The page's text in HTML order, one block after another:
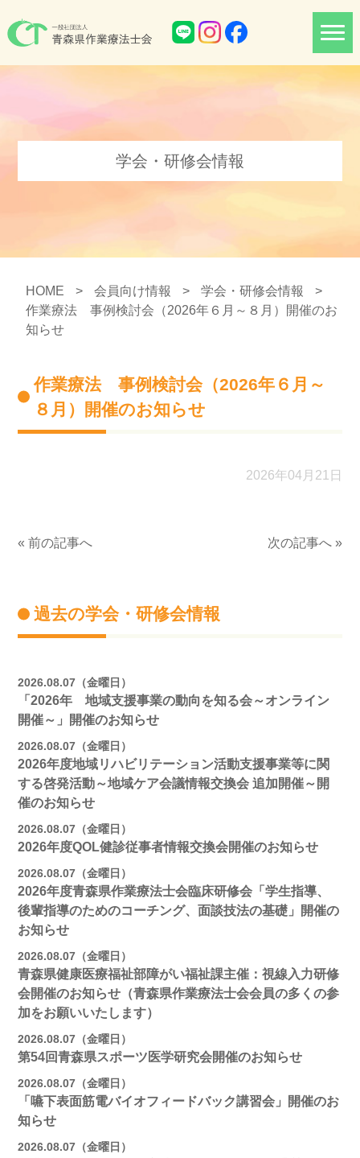
学会・研修会情報
HOME > 会員向け情報 > 学会・研修会情報
>
作業療法 事例検討会（2026年６月～８月）開催のお
知らせ
作業療法 事例検討会（2026年６月～
８月）開催のお知らせ
2026年04月21日
« 前の記事へ 次の記事へ »
過去の学会・研修会情報
2026.08.07（金曜日）
「2026年 地域支援事業の動向を知る会～オンライン
開催～」開催のお知らせ
2026.08.07（金曜日）
2026年度地域リハビリテーション活動支援事業等に関
する啓発活動～地域ケア会議情報交換会 追加開催～開
催のお知らせ
2026.08.07（金曜日）
2026年度QOL健診従事者情報交換会開催のお知らせ
2026.08.07（金曜日）
2026年度青森県作業療法士会臨床研修会「学生指導、
後輩指導のためのコーチング、面談技法の基礎」開催の
お知らせ
2026.08.07（金曜日）
青森県健康医療福祉部障がい福祉課主催：視線入力研修
会開催のお知らせ（青森県作業療法士会会員の多くの参
加をお願いいたします）
2026.08.07（金曜日）
第54回青森県スポーツ医学研究会開催のお知らせ
2026.08.07（金曜日）
「嚥下表面筋電バイオフィードバック講習会」開催のお
知らせ
2026.08.07（金曜日）